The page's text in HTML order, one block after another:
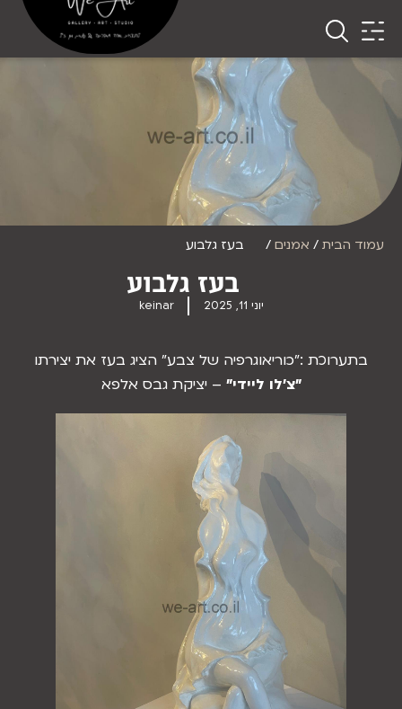
עמוד הבית / אמנים / בעז גלבוע
בעז גלבוע
יוני 11, 2025 keinar
בתערוכת :"כוריאוגרפיה של צבע" הציג בעז את יצירתו
"צ'לו ליידי" – יציקת גבס אלפא